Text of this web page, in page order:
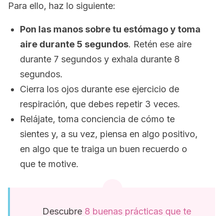
Para ello, haz lo siguiente:
Pon las manos sobre tu estómago y toma
aire durante 5 segundos. Retén ese aire
durante 7 segundos y exhala durante 8
segundos.
Cierra los ojos durante ese ejercicio de
respiración, que debes repetir 3 veces.
Relájate, toma conciencia de cómo te
sientes y, a su vez, piensa en algo positivo,
en algo que te traiga un buen recuerdo o
que te motive.
Descubre 8 buenas prácticas que te